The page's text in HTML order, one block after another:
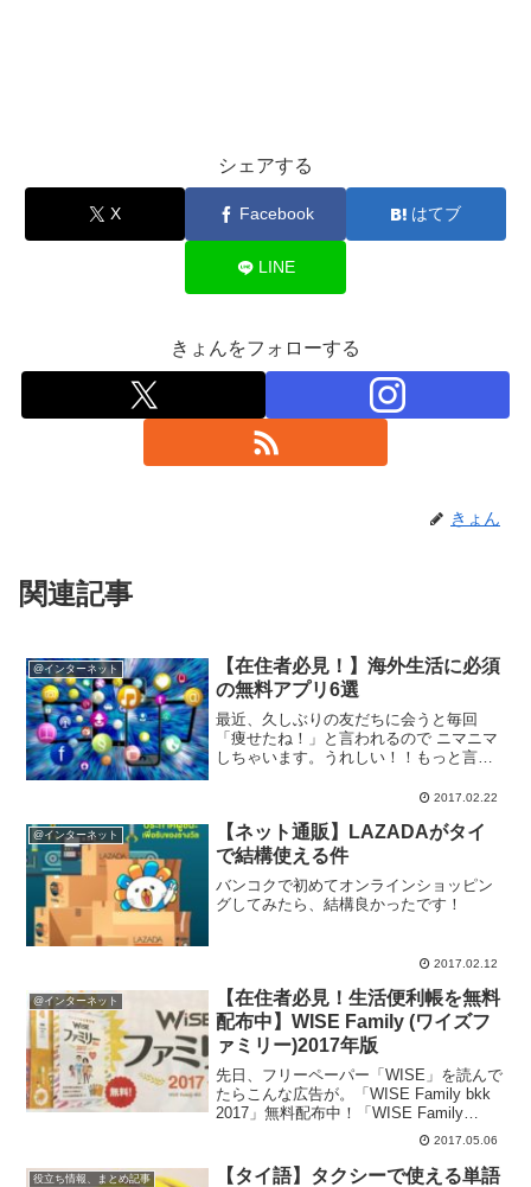
シェアする
X Facebook はてブ
LINE
きょんをフォローする
きょん
関連記事
@インターネット
【在住者必見！】海外生活に必須
の無料アプリ6選
最近、久しぶりの友だちに会うと毎回
「痩せたね！」と言われるので ニマニマ
しちゃいます。うれしい！！もっと言っ
てないけど、朝晩だけちょっと糖質制限
てるのが効いてるみた...
2017.02.22
@インターネット
【ネット通販】LAZADAがタイ
で結構使える件
バンコクで初めてオンラインショッピン
グしてみたら、結構良かったです！
2017.02.12
@インターネット
【在住者必見！生活便利帳を無料
配布中】WISE Family (ワイズフ
ァミリー)2017年版
先日、フリーペーパー「WISE」を読んで
たらこんな広告が。「WISE Family bkk
2017」無料配布中！「WISE Family
bkk」とは、フリーペーパー「WISE」が
制作しているタイの生活便利帳です。こ
れから移住される方には...
2017.05.06
役立ち情報、まとめ記事
【タイ語】タクシーで使える単語